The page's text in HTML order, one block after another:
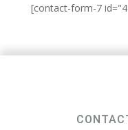
[contact-form-7